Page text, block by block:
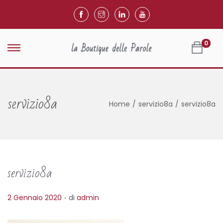
0
servizio8a Home / servizio8a / servizio8a
servizio8a
P
2 Gennaio 2020 . di admin